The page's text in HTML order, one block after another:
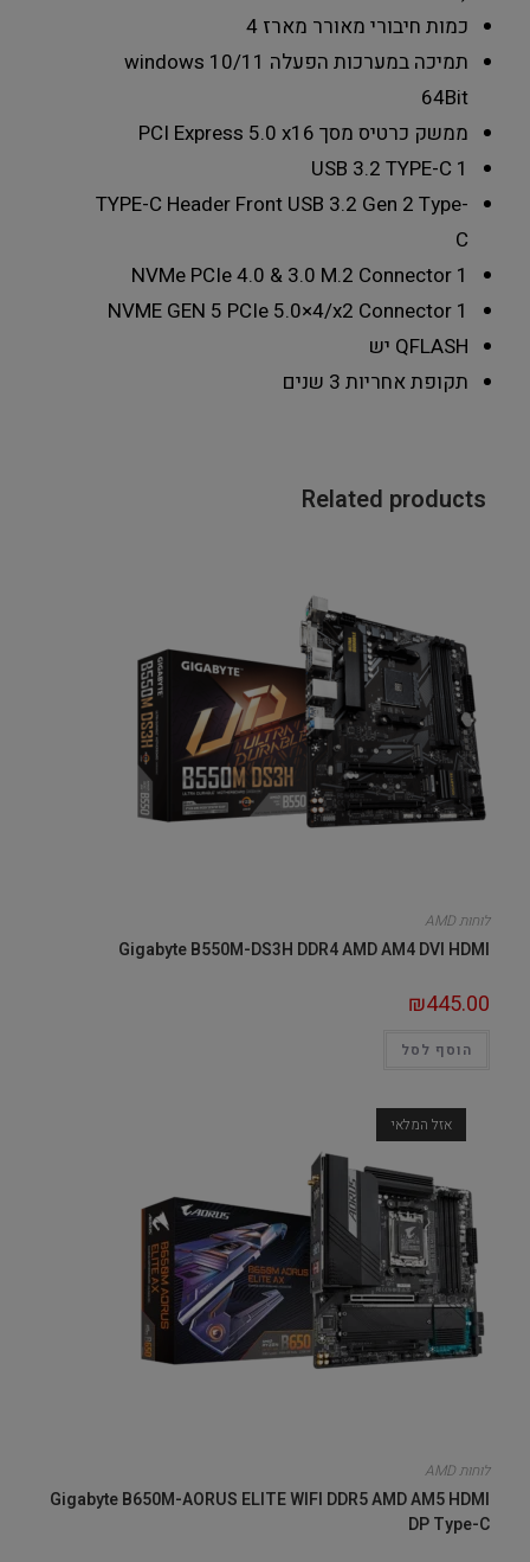
כמות חיבורי מאורר מארז4
תמיכה במערכות הפעלה windows 10/11
64Bit
ממשק כרטיס מסך PCI Express 5.0 x16
USB 3.2 TYPE-C 1
TYPE-C Header Front USB 3.2 Gen 2 Type-
C
NVMe PCIe 4.0 & 3.0 M.2 Connector 1
NVME GEN 5 PCIe 5.0×4/x2 Connector 1
QFLASH יש
תקופת אחריות 3 שנים
Related products
לוחות AMD
Gigabyte B550M-DS3H DDR4 AMD AM4 DVI HDMI
₪445.00
הוסף לסל
אזל המלאי
לוחות AMD
Gigabyte B650M-AORUS ELITE WIFI DDR5 AMD AM5 HDMI
DP Type-C